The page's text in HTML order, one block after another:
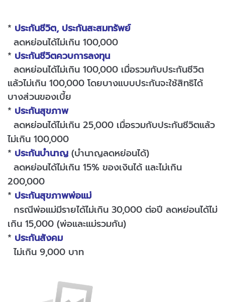
* ประกันชีวิต, ประกันสะสมทรัพย์
ลดหย่อนได้ไม่เกิน 100,000
* ประกันชีวิตควบการลงทุน
ลดหย่อนได้ไม่เกิน 100,000 เมื่อรวมกับประกันชีวิต
แล้วไม่เกิน 100,000 โดยบางแบบประกันจะใช้สิทธิได้
บางส่วนของเบี้ย
* ประกันสุขภาพ
ลดหย่อนได้ไม่เกิน 25,000 เมื่อรวมกับประกันชีวิตแล้ว
ไม่เกิน 100,000
* ประกันบำนาญ (บำนาญลดหย่อนได้)
ลดหย่อนได้ไม่เกิน 15% ของเงินได้ และไม่เกิน
200,000
* ประกันสุขภาพพ่อแม่
กรณีพ่อแม่มีรายได้ไม่เกิน 30,000 ต่อปี ลดหย่อนได้ไม่
เกิน 15,000 (พ่อและแม่รวมกัน)
* ประกันสังคม
ไม่เกิน 9,000 บาท